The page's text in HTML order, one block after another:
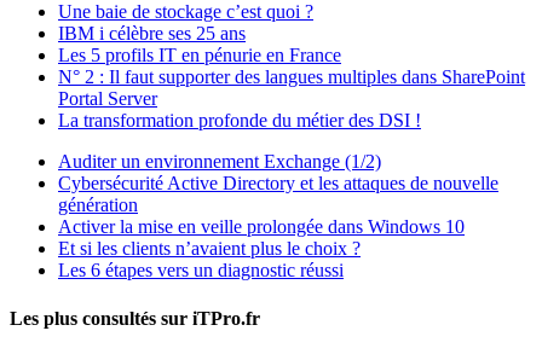
Une baie de stockage c’est quoi ?
IBM i célèbre ses 25 ans
Les 5 profils IT en pénurie en France
N° 2 : Il faut supporter des langues multiples dans SharePoint
Portal Server
La transformation profonde du métier des DSI !
Auditer un environnement Exchange (1/2)
Cybersécurité Active Directory et les attaques de nouvelle
génération
Activer la mise en veille prolongée dans Windows 10
Et si les clients n’avaient plus le choix ?
Les 6 étapes vers un diagnostic réussi
Les plus consultés sur iTPro.fr